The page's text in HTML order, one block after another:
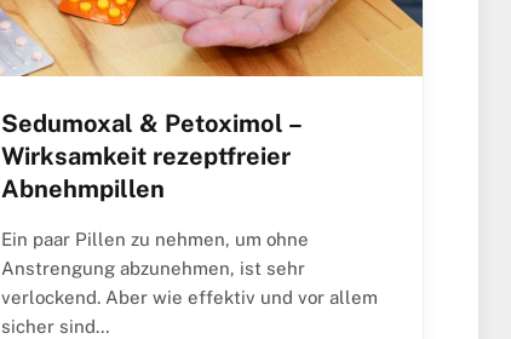
Sedumoxal & Petoximol –
Wirksamkeit rezeptfreier
Abnehmpillen
Ein paar Pillen zu nehmen, um ohne
Anstrengung abzunehmen, ist sehr
verlockend. Aber wie effektiv und vor allem
sicher sind…